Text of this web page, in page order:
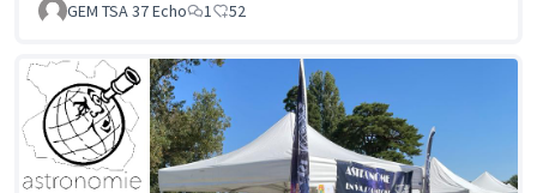
GEM TSA 37 Echo 1 52